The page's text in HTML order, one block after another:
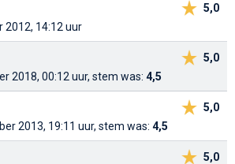
5,0
2012, 14:12 uur
5,0
2018, 00:12 uur, stem was: 4,5
5,0
2013, 19:11 uur, stem was: 4,5
5,0